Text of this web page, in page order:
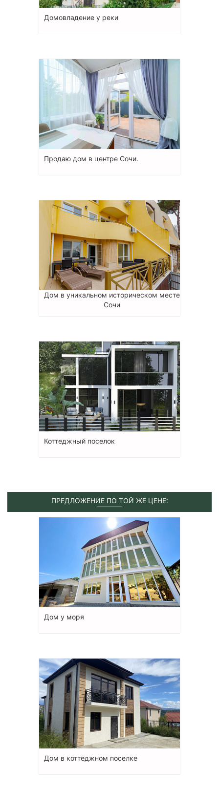
Домовладение у реки
Продаю дом в центре Сочи.
Дом в уникальном историческом месте
Сочи
Коттеджный поселок
ПРЕДЛОЖЕНИЕ ПО ТОЙ ЖЕ ЦЕНЕ:
Дом у моря
Дом в коттеджном поселке